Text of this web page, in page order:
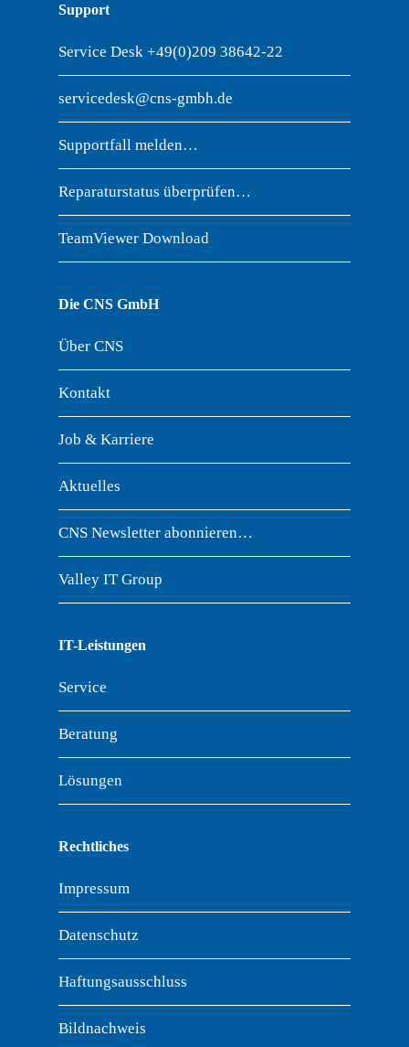
Support
Service Desk+49(0)209 38642-22
servicedesk@cns-gmbh.de
Supportfall melden…
Reparaturstatus überprüfen…
TeamViewer Download
Die CNS GmbH
Über CNS
Kontakt
Job & Karriere
Aktuelles
CNS Newsletter abonnieren…
Valley IT Group
IT-Leistungen
Service
Beratung
Lösungen
Rechtliches
Impressum
Datenschutz
Haftungsausschluss
Bildnachweis